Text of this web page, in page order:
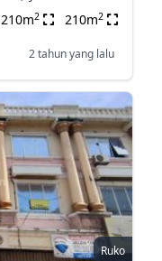
210m2 210m2
2 tahun yang lalu
Ruko